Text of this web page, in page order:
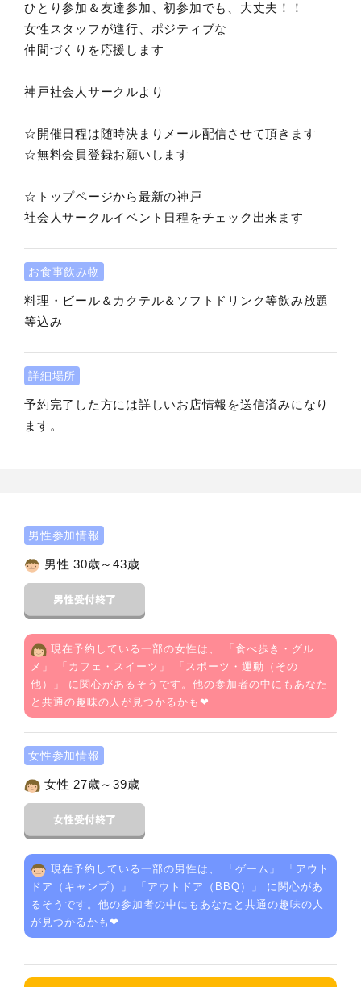
ひとり参加＆友達参加、初参加でも、大丈夫！！
女性スタッフが進行、ポジティブな
仲間づくりを応援します
神戸社会人サークルより
☆開催日程は随時決まりメール配信させて頂きます
☆無料会員登録お願いします
☆トップページから最新の神戸
社会人サークルイベント日程をチェック出来ます
お食事飲み物
料理・ビール＆カクテル＆ソフトドリンク等飲み放題
等込み
詳細場所
予約完了した方には詳しいお店情報を送信済みになり
ます。
男性参加情報
男性 30歳～43歳
現在予約している一部の女性は、 「 食べ歩き・グル
メ 」 「 カフェ・スイーツ 」 「 スポーツ・運動（その
他）
」 に関心があるそうです。他の参加者の中にもあなた
と共通の趣味の人が見つかるかも❤
女性参加情報
女性 27歳～39歳
現在予約している一部の男性は、 「 ゲーム 」 「 アウト
ドア（キャンプ）
」 「 アウトドア（BBQ）
」 に関心があ
るそうです。他の参加者の中にもあなたと共通の趣味の人
が見つかるかも❤